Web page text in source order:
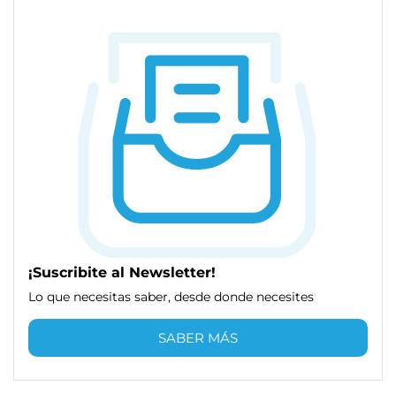
¡Suscribite al Newsletter!
Lo que necesitas saber, desde donde necesites
SABER MÁS